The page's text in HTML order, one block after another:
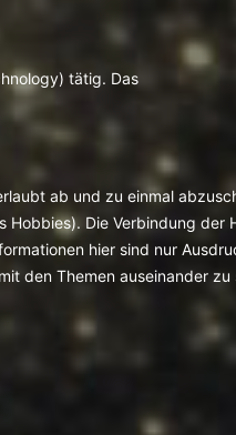
tätig. Das
ab und zu einmal
Die Verbindung
hier sind nur
den Themen auseinander